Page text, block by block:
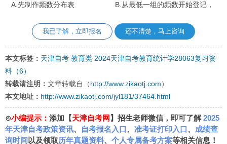
A.先制作频数分布表 B.从最低一组的频数开始登记，
我已了解，立即报名 还不清楚，马上咨询
本文标签： 天津自考 教育类 2024天津自考教育统计学28063复习资
料（6）
转载请注明： 文章转载自（ http://www.zikaotj.com ）
本文地址： http://www.zikaotj.com/jyl181/37464.html
⊙小编提示： 添加【天津自考网 】招生老师微信，即可了解2025
年天津自考政策资讯、 自考报名入口、 准考证打印入口、 成绩查
询时间 以及领取历年真题资料、 个人专属备考方案等相关信息！